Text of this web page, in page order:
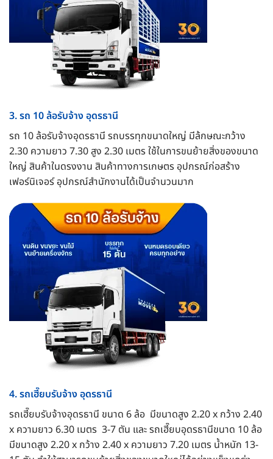
3. รถ 10 ล้อรับจ้าง อุดรธานี
รถ 10 ล้อรับจ้างอุดรธานี รถบรรทุกขนาดใหญ่ มีล้กษณะกว้าง
2.30 ความยาว 7.30 สูง 2.30 เมตร ใช้ในการขนย้ายสิ่งของขนาด
ใหญ่ สินค้าในดรงงาน สินค้าทางการเกษตร อุปกรณ์ก่อสร้าง
เฟอร์นิเจอร์ อุปกรณ์สำนักงานได้เป็นจำนวนมาก
4. รถเฮี๊ยบรับจ้าง อุดรธานี
รถเฮี๊ยบรับจ้างอุดรธานี ขนาด 6 ล้อ มีขนาดสูง 2.20 x กว้าง 2.40
x ความยาว 6.30 เมตร 3-7 ตัน และ รถเฮี๊ยบอุดรธานีขนาด 10 ล้อ
มีขนาดสูง 2.20 x กว้าง 2.40 x ความยาว 7.20 เมตร น้ำหนัก 13-